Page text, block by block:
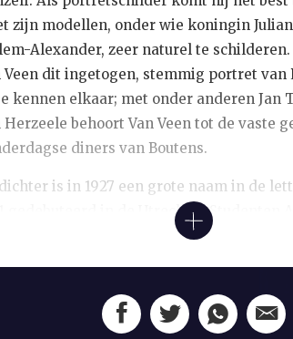
zijn modellen, onder wie koningin
Alexander, zeer naturel te schilderen.
Veen dit ingetogen, stemmig portret van
kennen elkaar; met onder anderen Jan
Herzeele behoort Van Veen tot de vaste
diners van Boutens.
is in 1927 een grote naam in de
gedebuteerd in de Utrechtse Studenten
poëzie verschijnt in 1895 in
zijn eigen stijl. Deze wordt sterk
overtuigingen, met name de leer